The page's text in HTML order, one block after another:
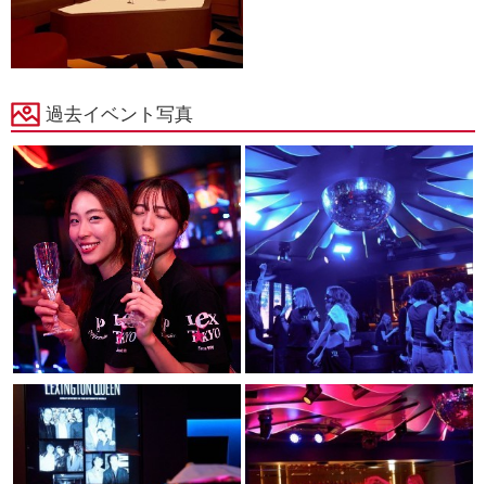
過去イベント写真